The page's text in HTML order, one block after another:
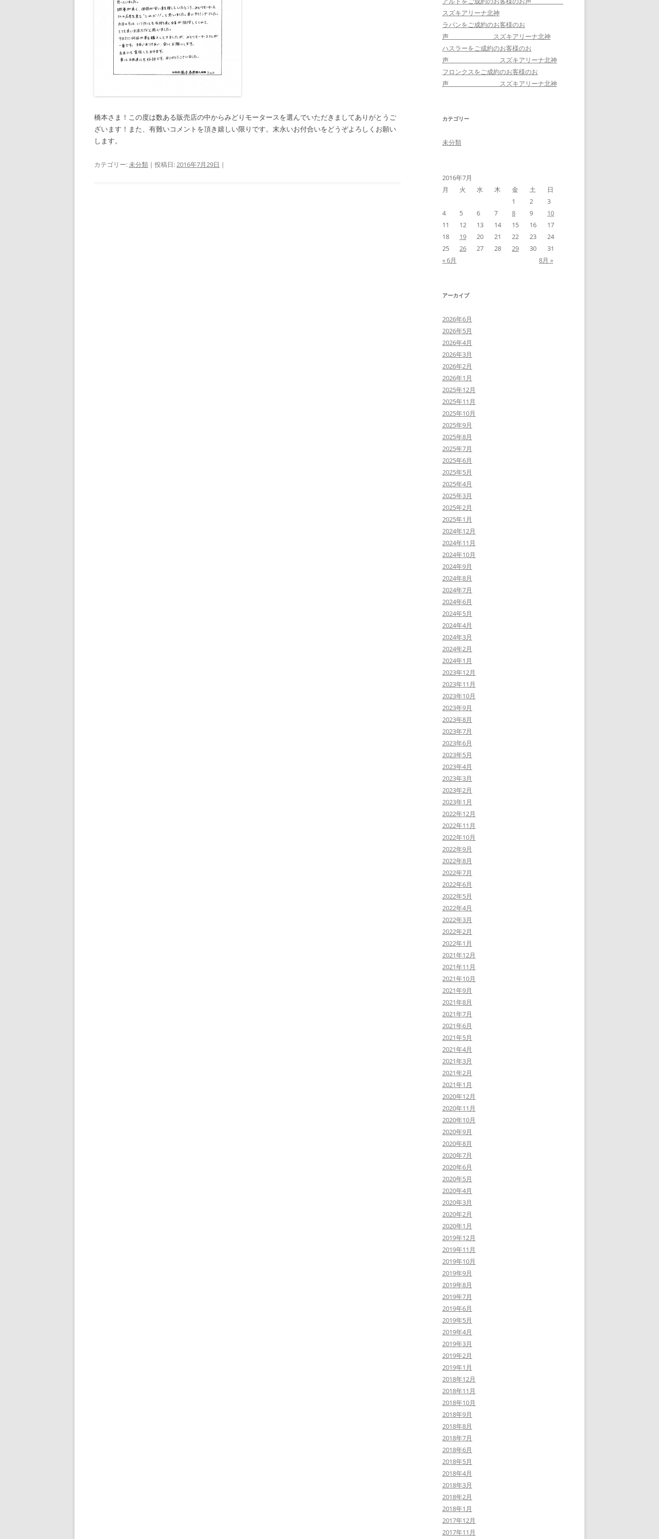
橋本さま！この度は数ある販売店の中からみどりモータースを選んでいただきましてありがとうご
ざいます！また、有難いコメントを頂き嬉しい限りです。末永いお付合いをどうぞよろしくお願い
します。
カテゴリー:未分類 | 投稿日:2016年7月29日 |
スズキアリーナ北神
ラパンをご成約のお客様のお
声 スズキアリーナ北神
ハスラーをご成約のお客様のお
声 スズキアリーナ北神
フロンクスをご成約のお客様のお
声 スズキアリーナ北神
カテゴリー
未分類
2016年7月
月
火 水 木 金 土
日
1
2
3
4
5 6 7 8 9
10
11
12 13 14 15 16
17
18
19 20 21 22 23
24
25
26 27 28 29 30
31
« 6月
8月 »
アーカイブ
2026年6月
2026年5月
2026年4月
2026年3月
2026年2月
2026年1月
2025年12月
2025年11月
2025年10月
2025年9月
2025年8月
2025年7月
2025年6月
2025年5月
2025年4月
2025年3月
2025年2月
2025年1月
2024年12月
2024年11月
2024年10月
2024年9月
2024年8月
2024年7月
2024年6月
2024年5月
2024年4月
2024年3月
2024年2月
2024年1月
2023年12月
2023年11月
2023年10月
2023年9月
2023年8月
2023年7月
2023年6月
2023年5月
2023年4月
2023年3月
2023年2月
2023年1月
2022年12月
2022年11月
2022年10月
2022年9月
2022年8月
2022年7月
2022年6月
2022年5月
2022年4月
2022年3月
2022年2月
2022年1月
2021年12月
2021年11月
2021年10月
2021年9月
2021年8月
2021年7月
2021年6月
2021年5月
2021年4月
2021年3月
2021年2月
2021年1月
2020年12月
2020年11月
2020年10月
2020年9月
2020年8月
2020年7月
2020年6月
2020年5月
2020年4月
2020年3月
2020年2月
2020年1月
2019年12月
2019年11月
2019年10月
2019年9月
2019年8月
2019年7月
2019年6月
2019年5月
2019年4月
2019年3月
2019年2月
2019年1月
2018年12月
2018年11月
2018年10月
2018年9月
2018年8月
2018年7月
2018年6月
2018年5月
2018年4月
2018年3月
2018年2月
2018年1月
2017年12月
2017年11月